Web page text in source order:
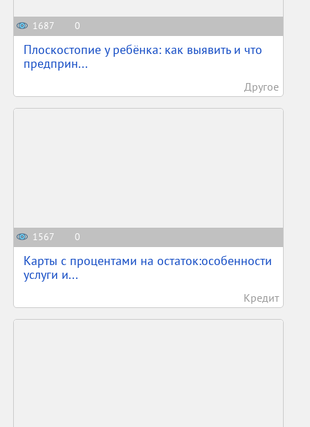
1687 0
Плоскостопие у ребёнка: как выявить и что
предприн...
Другое
1567 0
Карты с процентами на остаток:особенности
услуги и...
Кредит